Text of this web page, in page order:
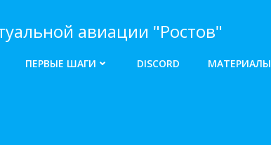
авиации "Ростов"
ПЕРВЫЕ ШАГИ DISCORD МАТЕРИАЛЫ